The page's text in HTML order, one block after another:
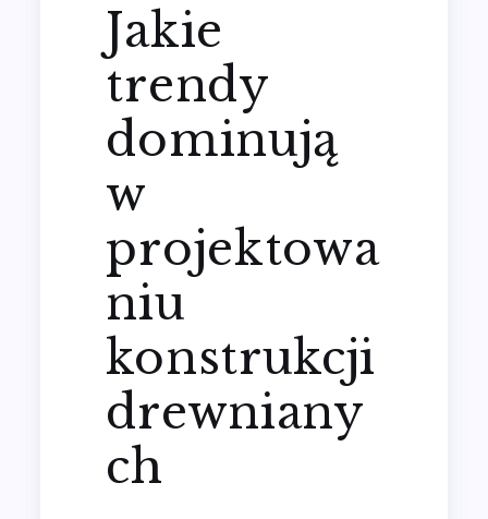
Jakie
trendy
dominują
w
projektowa
niu
konstrukcji
drewniany
ch